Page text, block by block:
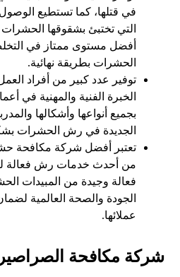
في قتلها، كما تستطيع
التي تختبئ بشقوقها
أفضل مستوى ممتاز في
الحشرات بطريقة نهائية.
توفير عدد كبير من أفراد
الخبرة الفنية والمهنية في
بجميع أنواعها وأشكالها
الجديدة في رش الحشرات
تعتبر أفضل شركة مكافحة
من أحدث خدمات رش فعالة
فعالة وجيدة من المبيدات
الجودة والصحة العالمية
عملائها.
شركة مكافحة